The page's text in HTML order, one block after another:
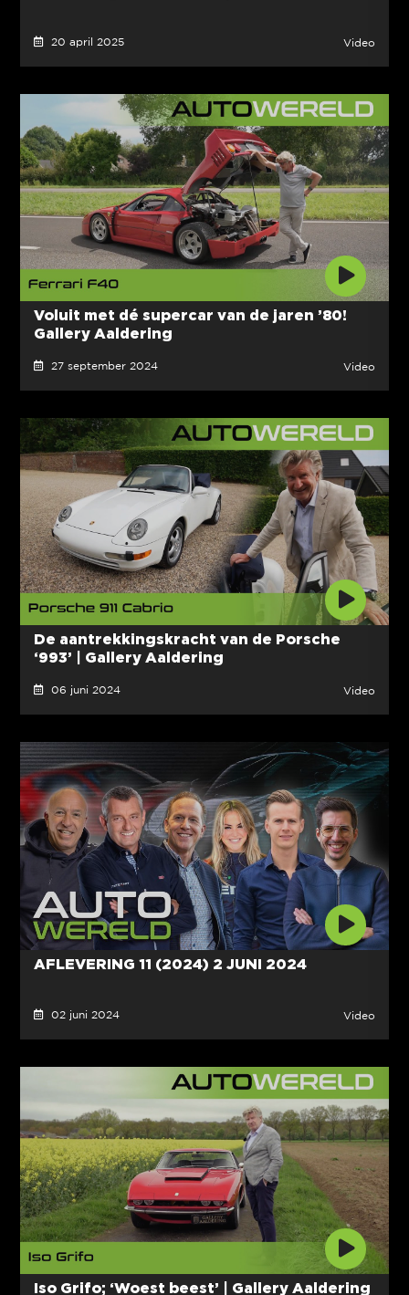
20 april 2025 Video
Voluit met dé supercar van de jaren ’80!
Gallery Aaldering
27 september 2024 Video
De aantrekkingskracht van de Porsche
‘993’ | Gallery Aaldering
06 juni 2024 Video
AFLEVERING 11 (2024) 2 JUNI 2024
02 juni 2024 Video
Iso Grifo; ‘Woest beest’ | Gallery Aaldering